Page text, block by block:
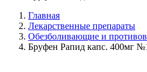
Главная
Лекарственные препараты
Обезболивающие и
Бруфен Рапид капс. 400мг